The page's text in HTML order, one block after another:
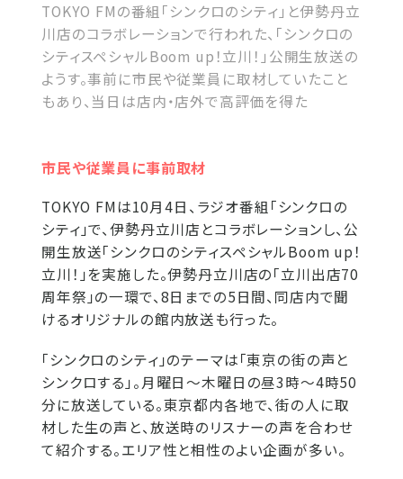
TOKYO FMの番組「シンクロのシティ」と伊勢丹立
川店のコラボレーションで行われた、「シンクロの
シティスペシャルBoom up！立川！」公開生放送の
ようす。事前に市民や従業員に取材していたこと
もあり、当日は店内・店外で高評価を得た
市民や従業員に事前取材
TOKYO FMは10月4日、ラジオ番組「シンクロの
シティ」で、伊勢丹立川店とコラボレーションし、公
開生放送「シンクロのシティスペシャルBoom up！
立川！」を実施した。伊勢丹立川店の「立川出店70
周年祭」の一環で、8日までの5日間、同店内で聞
けるオリジナルの館内放送も行った。
「シンクロのシティ」のテーマは「東京の街の声と
シンクロする」。月曜日～木曜日の昼3時～4時50
分に放送している。東京都内各地で、街の人に取
材した生の声と、放送時のリスナーの声を合わせ
て紹介する。エリア性と相性のよい企画が多い。